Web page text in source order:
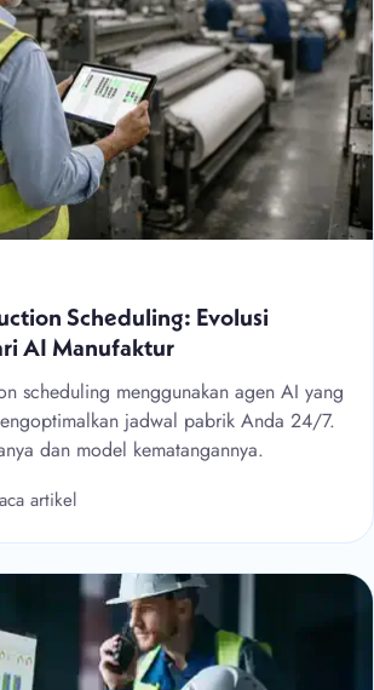
Scheduling: Evolusi
AI Manufaktur
scheduling menggunakan agen AI yang
jadwal pabrik Anda 24/7.
dan model kematangannya.
artikel